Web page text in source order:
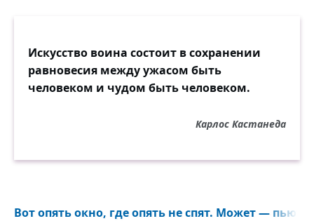
Искусство воина состоит в сохранении
равновесия между ужасом быть
человеком и чудом быть человеком.
Карлос Кастанеда
Вот опять окно, где опять не спят. Может — пьют